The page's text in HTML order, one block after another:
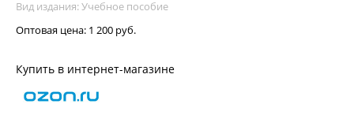
Вид издания: Учебное пособие
Оптовая цена: 1 200 руб.
Купить в интернет-магазине